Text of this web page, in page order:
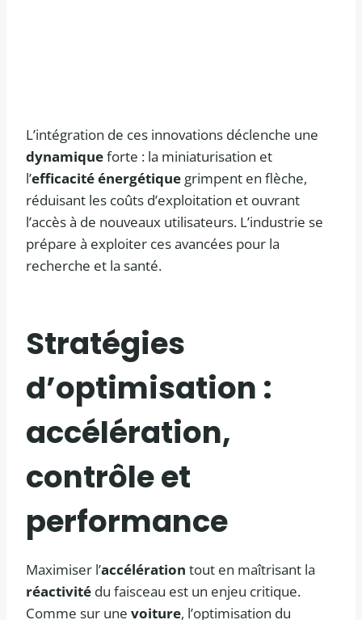
L’intégration de ces innovations déclenche une
dynamiqueforte : la miniaturisation et
l’efficacité énergétique grimpent en flèche,
réduisant les coûts d’exploitation et ouvrant
l’accès à de nouveaux utilisateurs. L’industrie se
prépare à exploiter ces avancées pour la
recherche et la santé.
Stratégies
d’optimisation :
accélération,
contrôle et
performance
Maximiser l’accélération tout en maîtrisant la
réactivité du faisceau est un enjeu critique.
Comme sur une voiture, l’optimisation du